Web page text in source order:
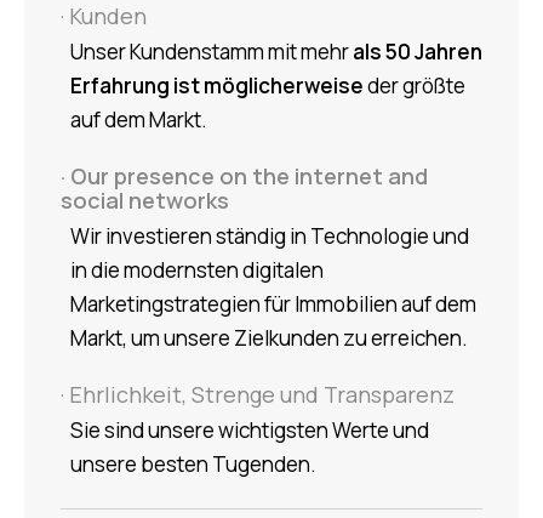
· Kunden
Unser Kundenstamm mit mehrals 50 Jahren
Erfahrung ist möglicherweiseder größte
auf dem Markt.
· Our presence on the internet and
social networks
Wir investieren ständig in Technologie und
in die modernsten digitalen
Marketingstrategien für Immobilien auf dem
Markt, um unsere Zielkunden zu erreichen.
· Ehrlichkeit, Strenge und Transparenz
Sie sind unsere wichtigsten Werte und
unsere besten Tugenden.